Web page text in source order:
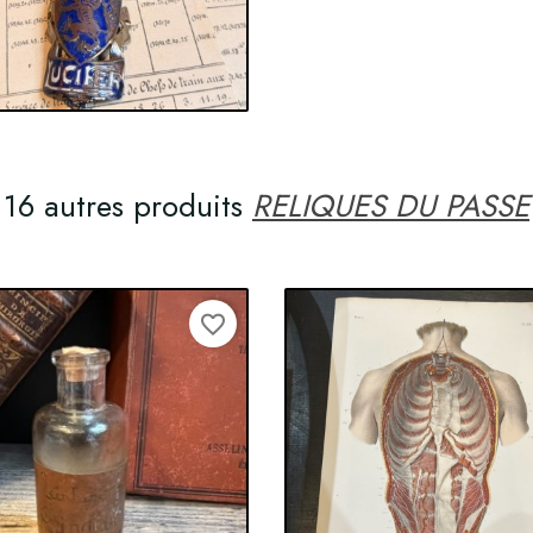
16 autres produits RELIQUES DU PASSE
favorite_border